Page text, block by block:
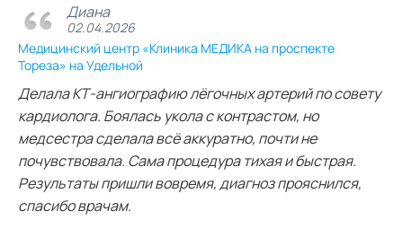
Диана
02.04.2026
Медицинский центр «Клиника МЕДИКА на проспекте
Тореза» на Удельной
Делала КТ‑ангиографию лёгочных артерий по совету
кардиолога. Боялась укола с контрастом, но
медсестра сделала всё аккуратно, почти не
почувствовала. Сама процедура тихая и быстрая.
Результаты пришли вовремя, диагноз прояснился,
спасибо врачам.